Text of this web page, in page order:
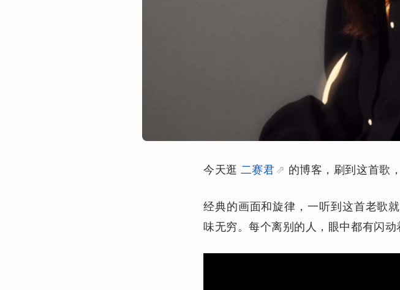
今天逛 二赛君 的博客，刷到这首歌
经典的画面和旋律，一听到这首老歌
味无穷。每个离别的人，眼中都有闪动